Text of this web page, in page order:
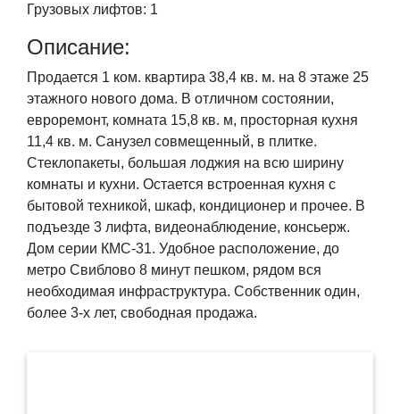
Грузовых лифтов: 1
Описание:
Продается 1 ком. квартира 38,4 кв. м. на 8 этаже 25
этажного нового дома. В отличном состоянии,
евроремонт, комната 15,8 кв. м, просторная кухня
11,4 кв. м. Санузел совмещенный, в плитке.
Стеклопакеты, большая лоджия на всю ширину
комнаты и кухни. Остается встроенная кухня с
бытовой техникой, шкаф, кондиционер и прочее. В
подъезде 3 лифта, видеонаблюдение, консьерж.
Дом серии КМС-31. Удобное расположение, до
метро Свиблово 8 минут пешком, рядом вся
необходимая инфраструктура. Собственник один,
более 3-х лет, свободная продажа.